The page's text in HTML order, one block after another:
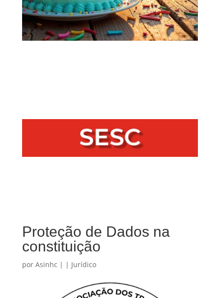
Proteção de Dados na
constituição
por Asinhc | | Jurídico